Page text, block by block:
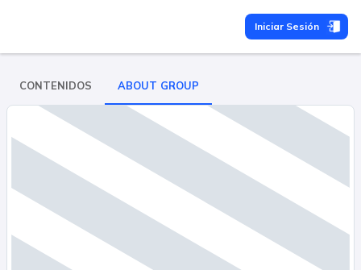
Iniciar Sesión
CONTENIDOS ABOUT GROUP